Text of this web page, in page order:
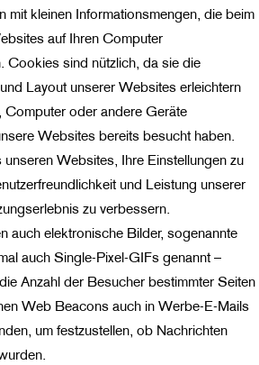
mit kleinen Informationsmengen, die beim
auf Ihren Computer
Cookies sind nützlich, da sie die
Layout unserer Websites erleichtern
Computer oder andere Geräte
Websites bereits besucht haben.
Websites, Ihre Einstellungen zu
und Leistung unserer
zu verbessern.
auch elektronische Bilder, sogenannte
auch Single-Pixel-GIFs genannt –
Anzahl der Besucher bestimmter Seiten
Web Beacons auch in Werbe-E-Mails
um festzustellen, ob Nachrichten